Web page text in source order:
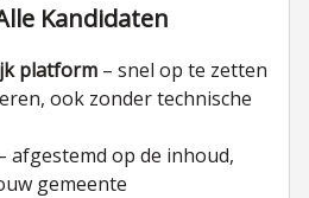
Kandidaten
platform – snel op te zetten
ook zonder technische
afgestemd op de inhoud,
gemeente